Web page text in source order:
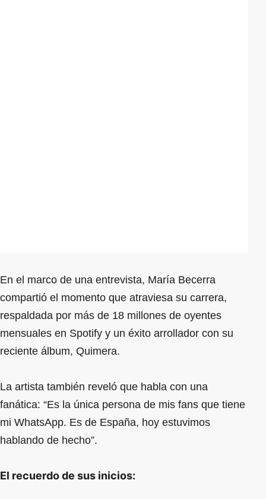
En el marco de una entrevista, María Becerra
compartió el momento que atraviesa su carrera,
respaldada por más de 18 millones de oyentes
mensuales en Spotify y un éxito arrollador con su
reciente álbum, Quimera.
La artista también reveló que habla con una
fanática: “Es la única persona de mis fans que tiene
mi WhatsApp. Es de España, hoy estuvimos
hablando de hecho”.
El recuerdo de sus inicios: